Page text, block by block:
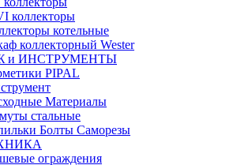
коллекторы
котельные
коллекторный Wester
и ИНСТРУМЕНТЫ
PIPAL
Материалы
стальные
Болты Саморезы
ограждения